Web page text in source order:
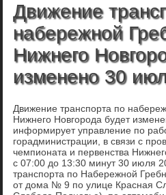
Движение
набережной
Нижнего
изменено 30
Движение транспорта по
Нижнего Новгорода будет
информирует управление по
горадминистрации, в связи с
чемпионата и первенства
с 07:00 до 13:30 минут 30 июля
транспорта по Набережной
от дома № 9 по улице Красная